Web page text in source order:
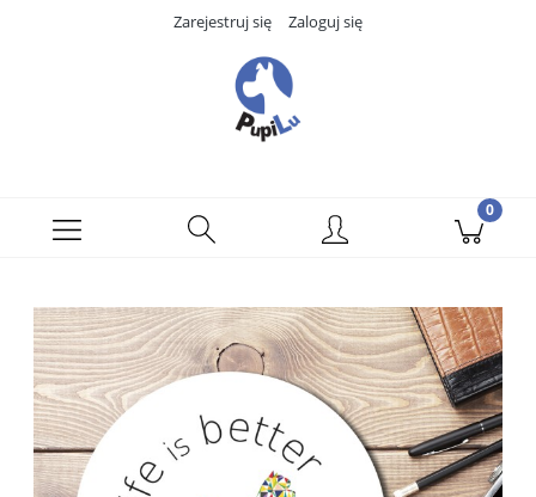
Zarejestruj się Zaloguj się